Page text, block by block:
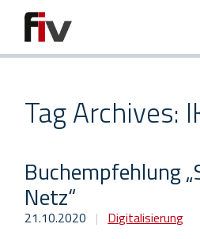
[AK+1]
Hauptnavigation
[AK+2]
Tag Archives:
Buchempfehlung
Netz“
21.10.2020 | Digitalisierung